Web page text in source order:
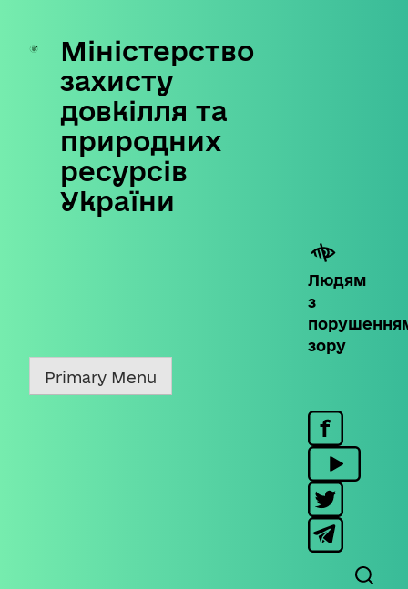
Skip
content
Міністерство
захисту
довкілля та
природних
ресурсів
України
Людям
з
зору
Primary Menu